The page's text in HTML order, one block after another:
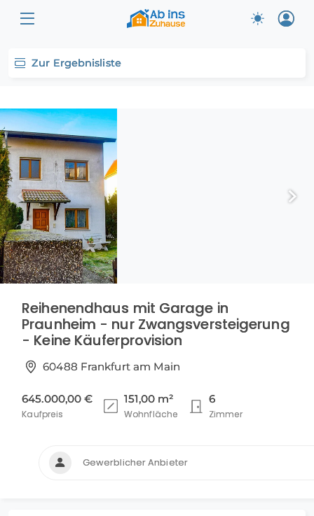
Zur Ergebnisliste
Gewerblicher Anbieter
Reihenendhaus mit Garage in
Praunheim - nur Zwangsversteigerung
- Keine Käuferprovision
60488 Frankfurt am Main
645.000,00 €
Kaufpreis
151,00 m²
Wohnfläche
6
Zimmer